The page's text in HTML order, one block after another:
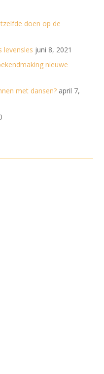
doen op de
levensles juni 8, 2021
nieuwe
met dansen? april 7,